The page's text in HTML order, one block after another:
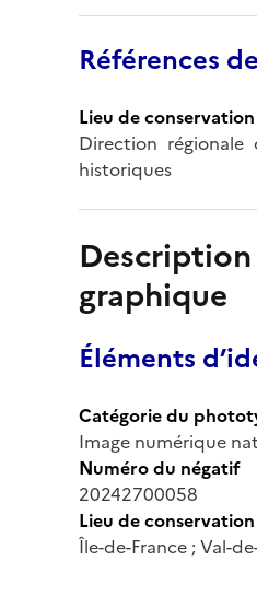
Références
Lieu de
Direction régionale
historiques
graphique
Éléments
Catégorie du
Image numérique
Numéro du négatif
20242700058
Lieu de
Île-de-France ; Val-